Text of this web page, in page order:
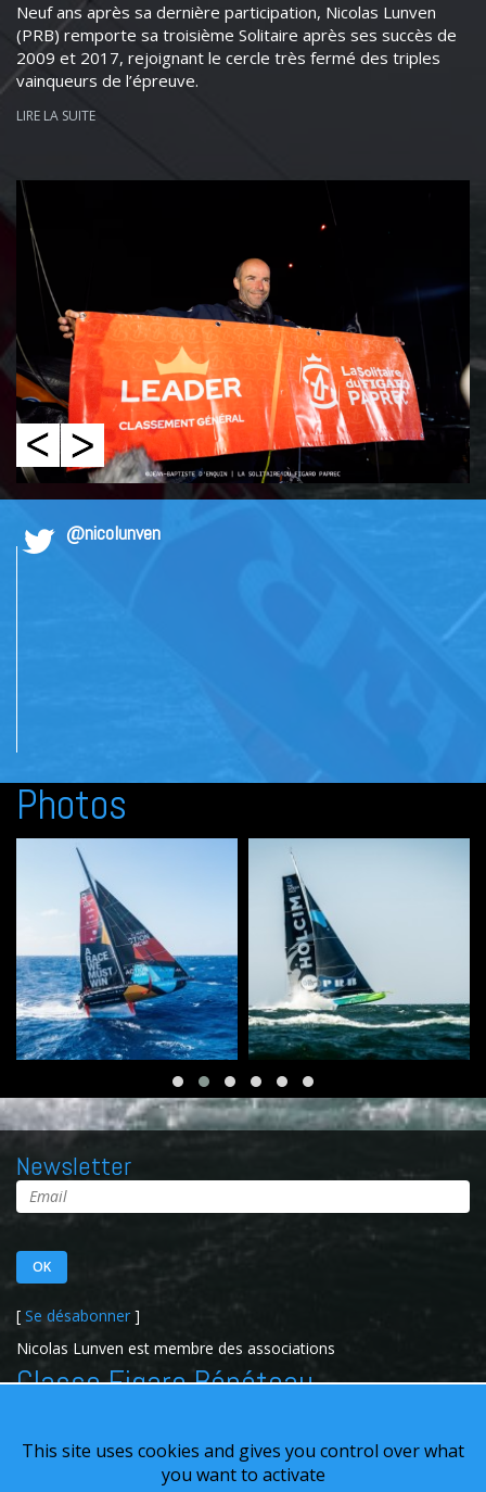
Neuf ans après sa dernière participation, Nicolas Lunven
(PRB) remporte sa troisième Solitaire après ses succès de
2009 et 2017, rejoignant le cercle très fermé des triples
vainqueurs de l’épreuve.
LIRE LA SUITE
@nicolunven
Photos
Newsletter
[ Se désabonner ]
Nicolas Lunven est membre des associations
Classe Figaro Bénéteau
This site uses cookies and gives you control over what
you want to activate